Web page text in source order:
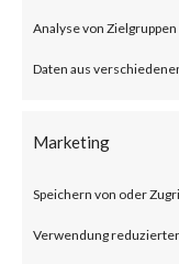
Analyse von
Daten aus
Marketing
Speichern von oder
Verwendung
2023-